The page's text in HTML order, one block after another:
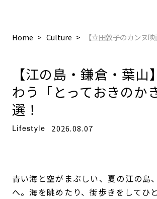
Home Culture 【立田敦子のカンヌ
【江の島・鎌倉・葉山
わう「とっておきのか
選！
Lifestyle 2026.08.07
青い海と空がまぶしい、夏の江の島
へ。海を眺めたり、街歩きをしてひ